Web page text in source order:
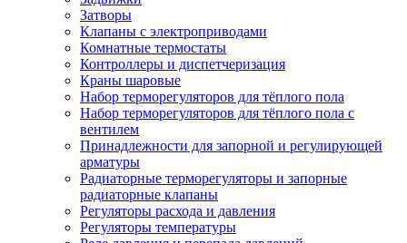
Затворы
Клапаны с электроприводами
Комнатные термостаты
Контроллеры и диспетчеризация
Краны шаровые
Набор терморегуляторов для тёплого пола
Набор терморегуляторов для тёплого пола с
вентилем
Принадлежности для запорной и регулирующей
арматуры
Радиаторные терморегуляторы и запорные
радиаторные клапаны
Регуляторы расхода и давления
Регуляторы температуры